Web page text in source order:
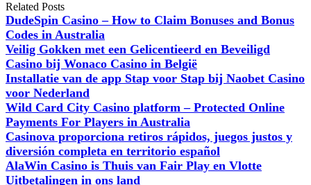
Related Posts
DudeSpin Casino – How to Claim Bonuses and Bonus
Codes in Australia
Veilig Gokken met een Gelicentieerd en Beveiligd
Casino bij Wonaco Casino in België
Installatie van de app Stap voor Stap bij Naobet Casino
voor Nederland
Wild Card City Casino platform – Protected Online
Payments For Players in Australia
Casinova proporciona retiros rápidos, juegos justos y
diversión completa en territorio español
AlaWin Casino is Thuis van Fair Play en Vlotte
Uitbetalingen in ons land